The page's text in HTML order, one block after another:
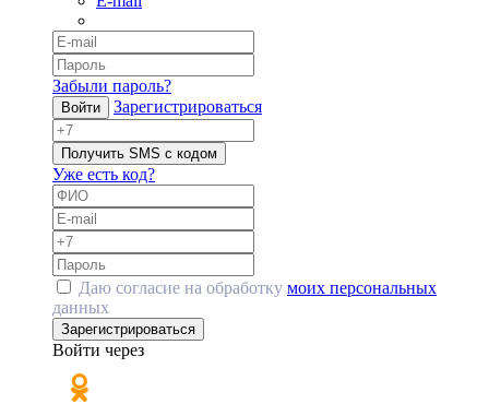
Забыли пароль?
Войти Зарегистрироваться
Получить SMS с кодом
Уже есть код?
Даю согласие на обработку моих персональных
данных
Зарегистрироваться
Войти через